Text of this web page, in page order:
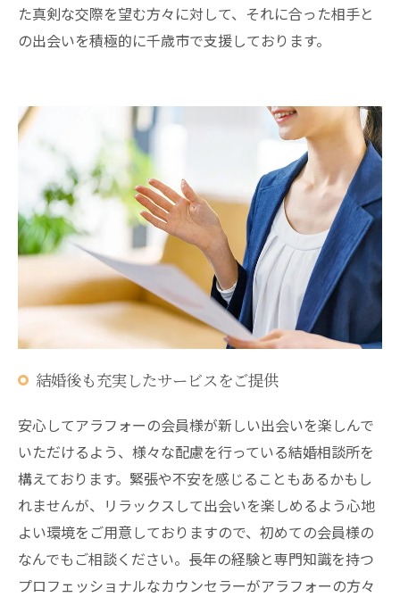
た真剣な交際を望む方々に対して、それに合った相手と
の出会いを積極的に千歳市で支援しております。
結婚後も充実したサービスをご提供
安心してアラフォーの会員様が新しい出会いを楽しんで
いただけるよう、様々な配慮を行っている結婚相談所を
構えております。緊張や不安を感じることもあるかもし
れませんが、リラックスして出会いを楽しめるよう心地
よい環境をご用意しておりますので、初めての会員様の
なんでもご相談ください。長年の経験と専門知識を持つ
プロフェッショナルなカウンセラーがアラフォーの方々